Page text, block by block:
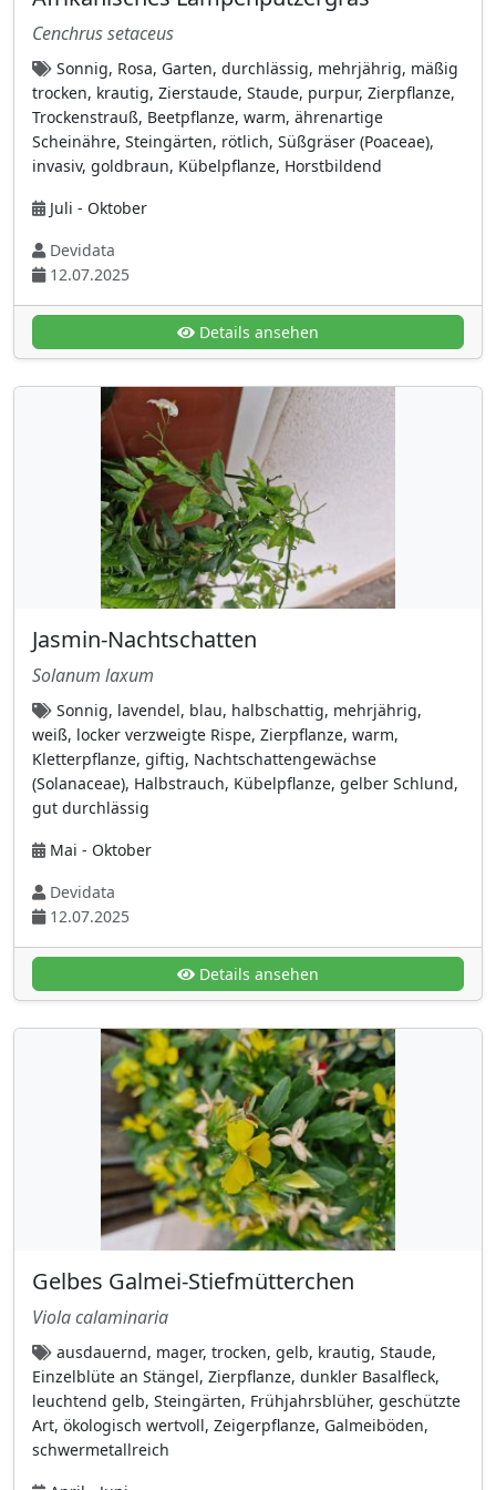
Begoniengewächse (Begoniaceae)
Bignoniaceae (Trompetenbaumgewächse)
(3)
Binsengewächse (Juncaceae)(2)
Birkengewächse (Betulaceae)(9)
Brennnesselgewächse (Urticaceae)
Buchengewächse (Fagaceae)
Buchsbaumgewächse (Buxaceae)
Convolvulaceae (Winden- oder
Zaunwindengewächse)(7)
Cornaceae(5)
Cupressaceae (Zypressengewächse)
Cyperaceae (Seggen- oder
Riedgrasgewächse)(5)
Dennstaedtiaceae(1)
Dickblattgewächse (Crassulaceae)(23)
Dicranaceae(2)
Doldenblütler (Apiaceae)
Dryopteridaceae (Wurmfarngewächse)
Eibengewächse (Taxaceae)(3)
Elaeagnaceae (Ölweidengewächse) (2)
Enziangewächse (Gentianaceae)(3)
Frauenfarngewächse (Athyriaceae)
Froschlöffelgewächse (Alismataceae)
Fuchsschwanzgewächse (Amaranthaceae)
(6)
Geißblattgewächse (Caprifoliaceae)(25)
Ginkgoaceae(1)
Glockenblumengewächse(10)
Goodeniaceae(1)
Grossulariaceae(9)
Hahnenfußgewächse(32)
Hanfgewächse (Cannabaceae)(4)
Heidekrautgewächse (Ericaceae)(8)
Herzblattgewächse(2)
Hortensiengewächse (Hydrangeaceae)
Hülsenfrüchtler
Hundsgiftgewächse (Apocynaceae)(2)
Hylocomiaceae(1)
Hypericaceae(8)
Cenchrus setaceus
Sonnig, Rosa, Garten, durchlässig, mehrjährig, mäßig
trocken, krautig, Zierstaude, Staude, purpur, Zierpflanze,
Trockenstrauß, Beetpflanze, warm, ährenartige
Scheinähre, Steingärten, rötlich, Süßgräser (Poaceae),
invasiv, goldbraun, Kübelpflanze, Horstbildend
Juli - Oktober
Devidata
12.07.2025
Details ansehen
Jasmin-Nachtschatten
Solanum laxum
Sonnig, lavendel, blau, halbschattig, mehrjährig,
weiß, locker verzweigte Rispe, Zierpflanze, warm,
Kletterpflanze, giftig, Nachtschattengewächse
(Solanaceae), Halbstrauch, Kübelpflanze, gelber Schlund,
gut durchlässig
Mai - Oktober
Devidata
12.07.2025
Details ansehen
Gelbes Galmei-Stiefmütterchen
Viola calaminaria
ausdauernd, mager, trocken, gelb, krautig, Staude,
Einzelblüte an Stängel, Zierpflanze, dunkler Basalfleck,
leuchtend gelb, Steingärten, Frühjahrsblüher, geschützte
Art, ökologisch wertvoll, Zeigerpflanze, Galmeiböden,
schwermetallreich